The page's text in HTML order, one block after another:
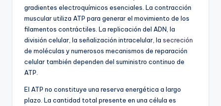
gradientes electroquímicos esenciales. La contracción
muscular utiliza ATP para generar el movimiento de los
filamentos contráctiles. La replicación del ADN, la
división celular, la señalización intracelular, la secreción
de moléculas y numerosos mecanismos de reparación
celular también dependen del suministro continuo de
ATP.
El ATP no constituye una reserva energética a largo
plazo. La cantidad total presente en una célula es